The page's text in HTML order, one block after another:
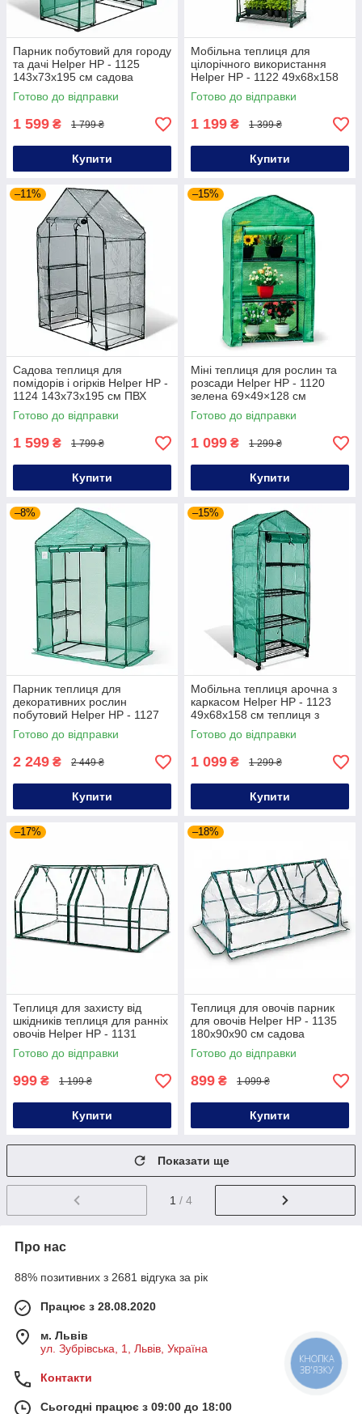
Парник побутовий для городу
та дачі Helper HP - 1125
143x73x195 см садова
теплиця для декоративних
рослин
Готово до відправки
1 599 ₴ 1 799 ₴
Купити
Мобільна теплиця для
цілорічного використання
Helper HP - 1122 49x68x158
см ПВХ садова теплиця з
оцинкованої труби садова
Готово до відправки
1 199 ₴ 1 399 ₴
Купити
–11%
Садова теплиця для
помідорів і огірків Helper HP -
1124 143x73x195 см ПВХ
мобільна теплиця для
цілорічного використання
Готово до відправки
1 599 ₴ 1 799 ₴
Купити
–15%
Міні теплиця для рослин та
розсади Helper HP - 1120
зелена 69×49×128 см
теплиця садова компактна
теплиця для овочів
Готово до відправки
1 099 ₴ 1 299 ₴
Купити
–8%
Парник теплиця для
декоративних рослин
побутовий Helper HP - 1127
143x143x195 см садова міні-
теплиця для розсади
Готово до відправки
2 249 ₴ 2 449 ₴
Купити
–15%
Мобільна теплиця арочна з
каркасом Helper HP - 1123
49x68x158 см теплиця з
оцинкованої труби теплиця
на дачу
Готово до відправки
1 099 ₴ 1 299 ₴
Купити
–17%
Теплиця для захисту від
шкідників теплиця для ранніх
овочів Helper HP - 1131
180x90x90 см теплиця для
вирощування розсади в сад
Готово до відправки
999 ₴ 1 199 ₴
Купити
–18%
Теплиця для овочів парник
для овочів Helper HP - 1135
180x90x90 см садова
теплиця під плівку арочного
типу
Готово до відправки
899 ₴ 1 099 ₴
Купити
Показати ще
1 / 4
Про нас
88% позитивних з 2681 відгука за рік
Працює з 28.08.2020
м. Львів
ул. Зубрівська, 1, Львів, Україна
Контакти
Сьогодні працює з 09:00 до 18:00
КНОПКА
ЗВ'ЯЗКУ